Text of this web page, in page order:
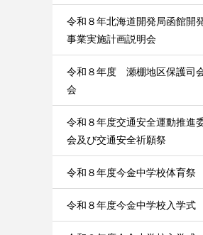
令和８年北海道開発局函館開
事業実施計画説明会
令和８年度 瀬棚地区保護司
会
令和８年度交通安全運動推進
会及び交通安全祈願祭
令和８年度今金中学校体育祭
令和８年度今金中学校入学式